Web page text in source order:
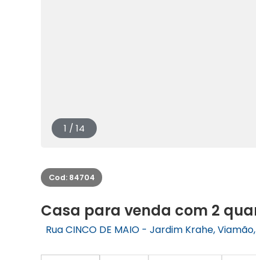
1 / 14
Cod: 84704
Casa para venda com 2
Rua CINCO DE MAIO - Jardim Krahe, Viamão,